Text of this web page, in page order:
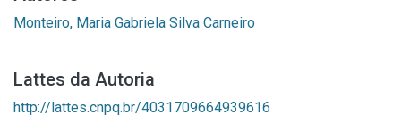
Monteiro, Maria Gabriela Silva Carneiro
Lattes da Autoria
http://lattes.cnpq.br/4031709664939616